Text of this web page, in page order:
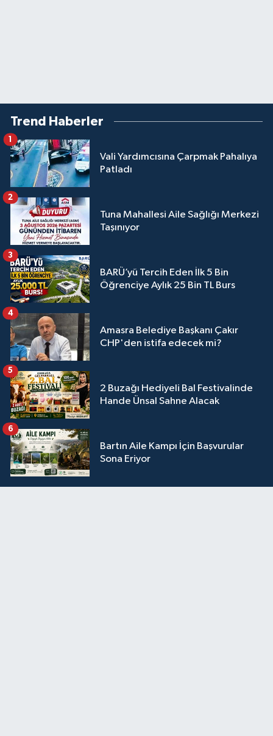
Trend Haberler
Vali Yardımcısına Çarpmak Pahalıya
Patladı
1
Tuna Mahallesi Aile Sağlığı Merkezi
Taşınıyor
2
BARÜ’yü Tercih Eden İlk 5 Bin
Öğrenciye Aylık 25 Bin TL Burs
3
Amasra Belediye Başkanı Çakır
CHP'den istifa edecek mi?
4
2 Buzağı Hediyeli Bal Festivalinde
Hande Ünsal Sahne Alacak
5
Bartın Aile Kampı İçin Başvurular
Sona Eriyor
6